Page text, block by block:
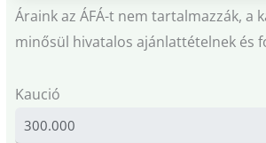
Áraink az ÁFÁ-t nem tartalmazzák, a
minősül hivatalos ajánlattételnek és
Kaució